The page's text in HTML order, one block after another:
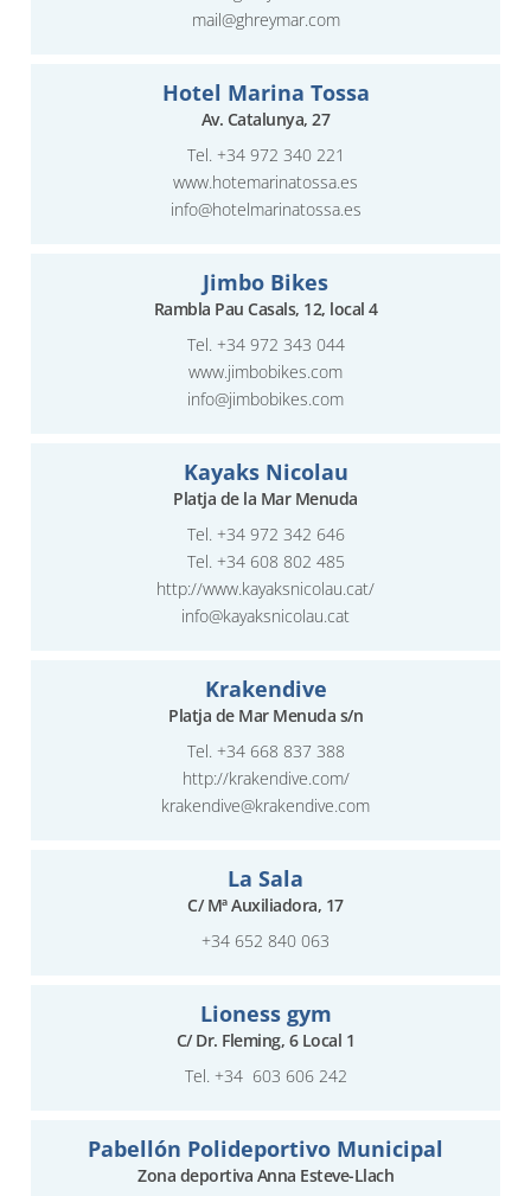
mail@ghreymar.com
Hotel Marina Tossa
Av. Catalunya, 27
Tel. +34 972 340 221
www.hotemarinatossa.es
info@hotelmarinatossa.es
Jimbo Bikes
Rambla Pau Casals, 12, local 4
Tel. +34 972 343 044
www.jimbobikes.com
info@jimbobikes.com
Kayaks Nicolau
Platja de la Mar Menuda
Tel. +34 972 342 646
Tel. +34 608 802 485
http://www.kayaksnicolau.cat/
info@kayaksnicolau.cat
Krakendive
Platja de Mar Menuda s/n
Tel. +34 668 837 388
http://krakendive.com/
krakendive@krakendive.com
La Sala
C/ Mª Auxiliadora, 17
+34 652 840 063
Lioness gym
C/ Dr. Fleming, 6 Local 1
Tel. +34 603 606 242
Pabellón Polideportivo Municipal
Zona deportiva Anna Esteve-Llach